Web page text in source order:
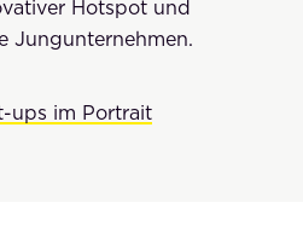
Hotspot und
Jungunternehmen.
ups im Portrait